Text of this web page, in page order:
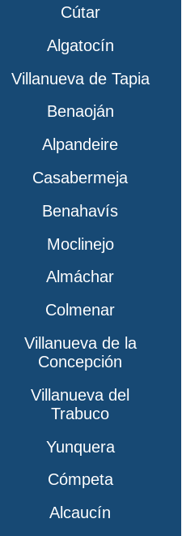
Cútar
Algatocín
Villanueva de Tapia
Benaoján
Alpandeire
Casabermeja
Benahavís
Moclinejo
Almáchar
Colmenar
Villanueva de la
Concepción
Villanueva del
Trabuco
Yunquera
Cómpeta
Alcaucín